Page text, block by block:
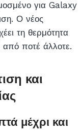
για Galaxy
Ο νέος
τη θερμότητα
από ποτέ άλλοτε.
και
μέχρι και